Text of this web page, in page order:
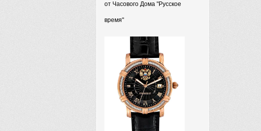
от Часового Дома "Русское
время"